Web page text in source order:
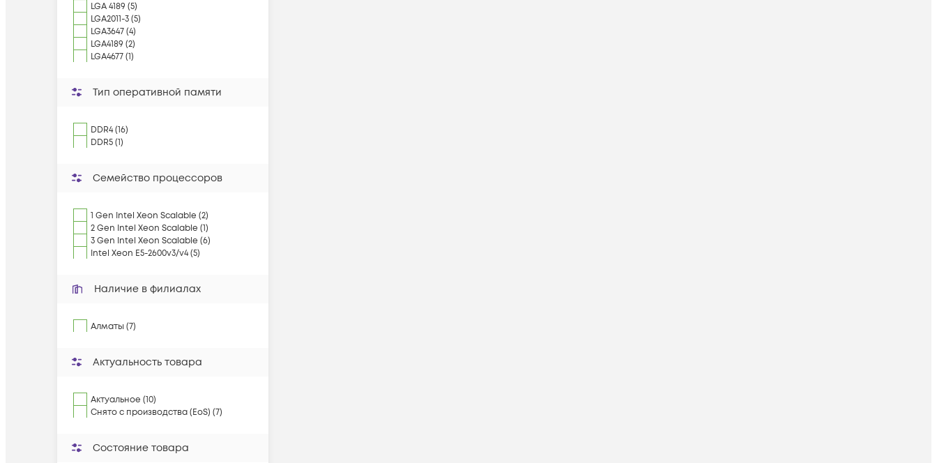
LGA 4189 (5)
LGA2011-3 (5)
LGA3647 (4)
LGA4189 (2)
LGA4677 (1)
Тип оперативной памяти
DDR4 (16)
DDR5 (1)
Семейство процессоров
1 Gen Intel Xeon Scalable (2)
2 Gen Intel Xeon Scalable (1)
3 Gen Intel Xeon Scalable (6)
Intel Xeon E5-2600v3/v4 (5)
Наличие в филиалах
Алматы (7)
Актуальность товара
Актуальное (10)
Снято с производства (EoS) (7)
Состояние товара